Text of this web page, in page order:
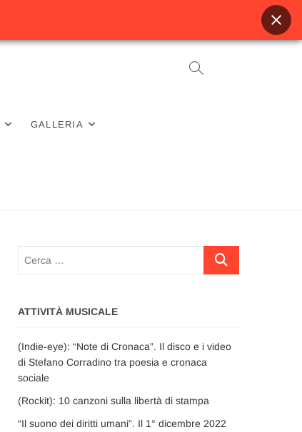
GALLERIA
Cerca
ATTIVITÀ MUSICALE
(Indie-eye): “Note di Cronaca”. Il disco e i video
di Stefano Corradino tra poesia e cronaca
sociale
(Rockit): 10 canzoni sulla libertà di stampa
“Il suono dei diritti umani”. Il 1° dicembre 2022